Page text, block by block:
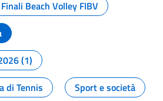
Finali Beach Volley FIBV
(1)
di Tennis
Sport e società